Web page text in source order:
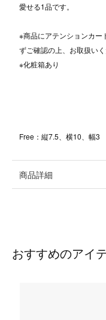
愛せる1品です。
※商品にアテンションカー
ずご確認の上、お取扱いく
※化粧箱あり
Free：縦7.5、横10、幅3
商品詳細
おすすめのアイ